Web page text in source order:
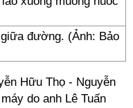
đường. (Ảnh: Bảo
Hữu Thọ - Nguyễn
do anh Lê Tuấn